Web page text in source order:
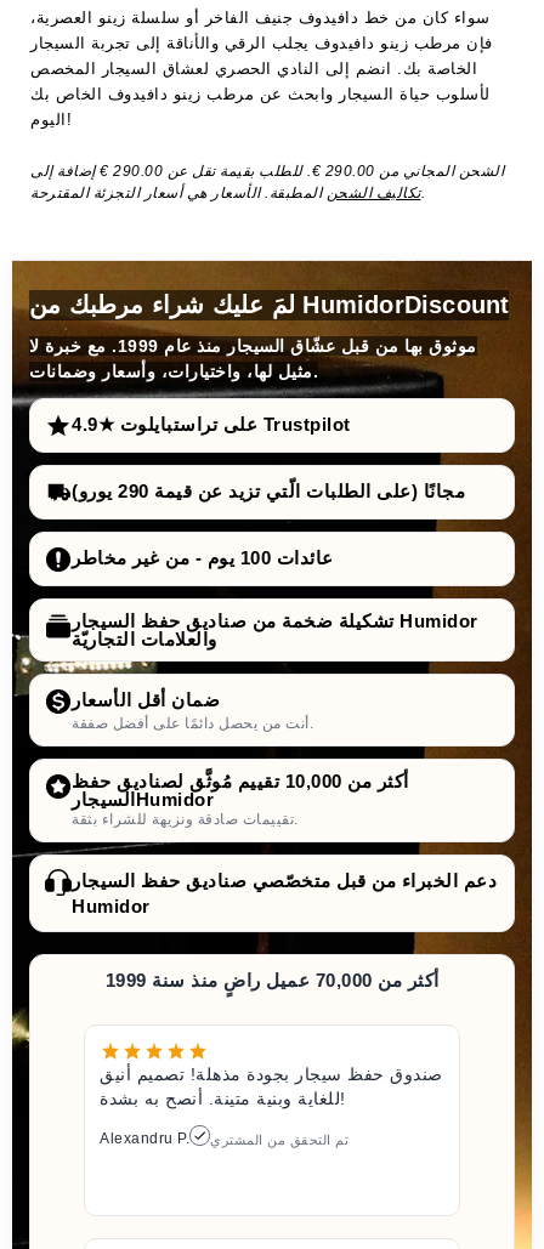
سواء كان من خط دافيدوف جنيف الفاخر أو سلسلة زينو العصرية،
فإن مرطب زينو دافيدوف يجلب الرقي والأناقة إلى تجربة السيجار
الخاصة بك. انضم إلى النادي الحصري لعشاق السيجار المخصص
لأسلوب حياة السيجار وابحث عن مرطب زينو دافيدوف الخاص بك
اليوم!
الشحن المجاني من 290.00 €. للطلب بقيمة تقل عن 290.00 € إضافة إلى
تكاليف الشحنالمطبقة. الأسعار هي أسعار التجزئة المقترحة.
لمَ عليك شراء مرطبك من HumidorDiscount
موثوق بها من قبل عشّاق السيجار منذ عام 1999. مع خبرة لا
مثيل لها، واختيارات، وأسعار وضمانات.
4.9★ على تراستبايلوت Trustpilot
مجانًا (على الطلبات الّتي تزيد عن قيمة 290 يورو)
عائدات 100 يوم - من غير مخاطر
تشكيلة ضخمة من صناديق حفظ السيجار Humidor
والعلامات التجاريّة
ضمان أقل الأسعار
أنت من يحصل دائمًا على أفضل صفقة.
أكثر من 10,000 تقييم مُوثَّق لصناديق حفظ
السيجارHumidor
تقييمات صادقة ونزيهة للشراء بثقة.
دعم الخبراء من قبل متخصّصي صناديق حفظ السيجار
Humidor
أكثر من 70,000 عميل راضٍ منذ سنة 1999
صندوق حفظ سيجار بجودة مذهلة! تصميم أنيق
للغاية وبنية متينة. أنصح به بشدة!
Alexandru P. تم التحقق من المشتري